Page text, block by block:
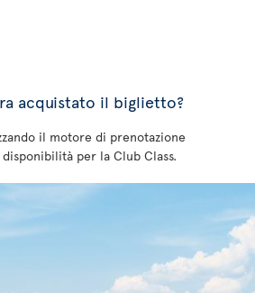
acquistato il biglietto?
il motore di prenotazione
per la Club Class.